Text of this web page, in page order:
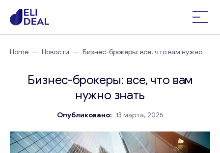
Home — Новости — Бизнес-брокеры: все, что вам нужно
Бизнес-брокеры: все, что вам
нужно знать
Опубликовано: 13 марта, 2025